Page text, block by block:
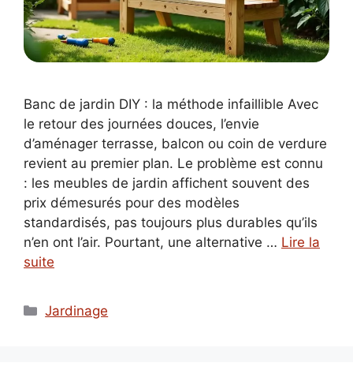
Banc de jardin DIY : la méthode infaillible Avec
le retour des journées douces, l’envie
d’aménager terrasse, balcon ou coin de verdure
revient au premier plan. Le problème est connu
: les meubles de jardin affichent souvent des
prix démesurés pour des modèles
standardisés, pas toujours plus durables qu’ils
n’en ont l’air. Pourtant, une alternative … Lire la
suite
Catégories
Jardinage